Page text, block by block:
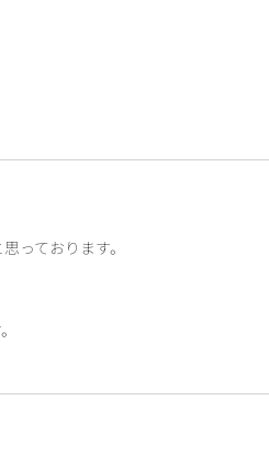
っております。